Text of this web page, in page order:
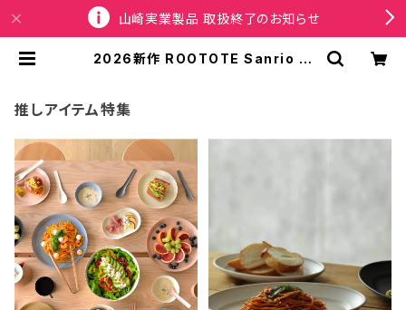
山崎実業製品 取扱終了のお知らせ
2026新作 ROOTOTE Sanrio ル
A トートバッグ ミニバッグ ランチバ
ッグ カゴバッグ ハローキティ | SPO
推しアイテム特集